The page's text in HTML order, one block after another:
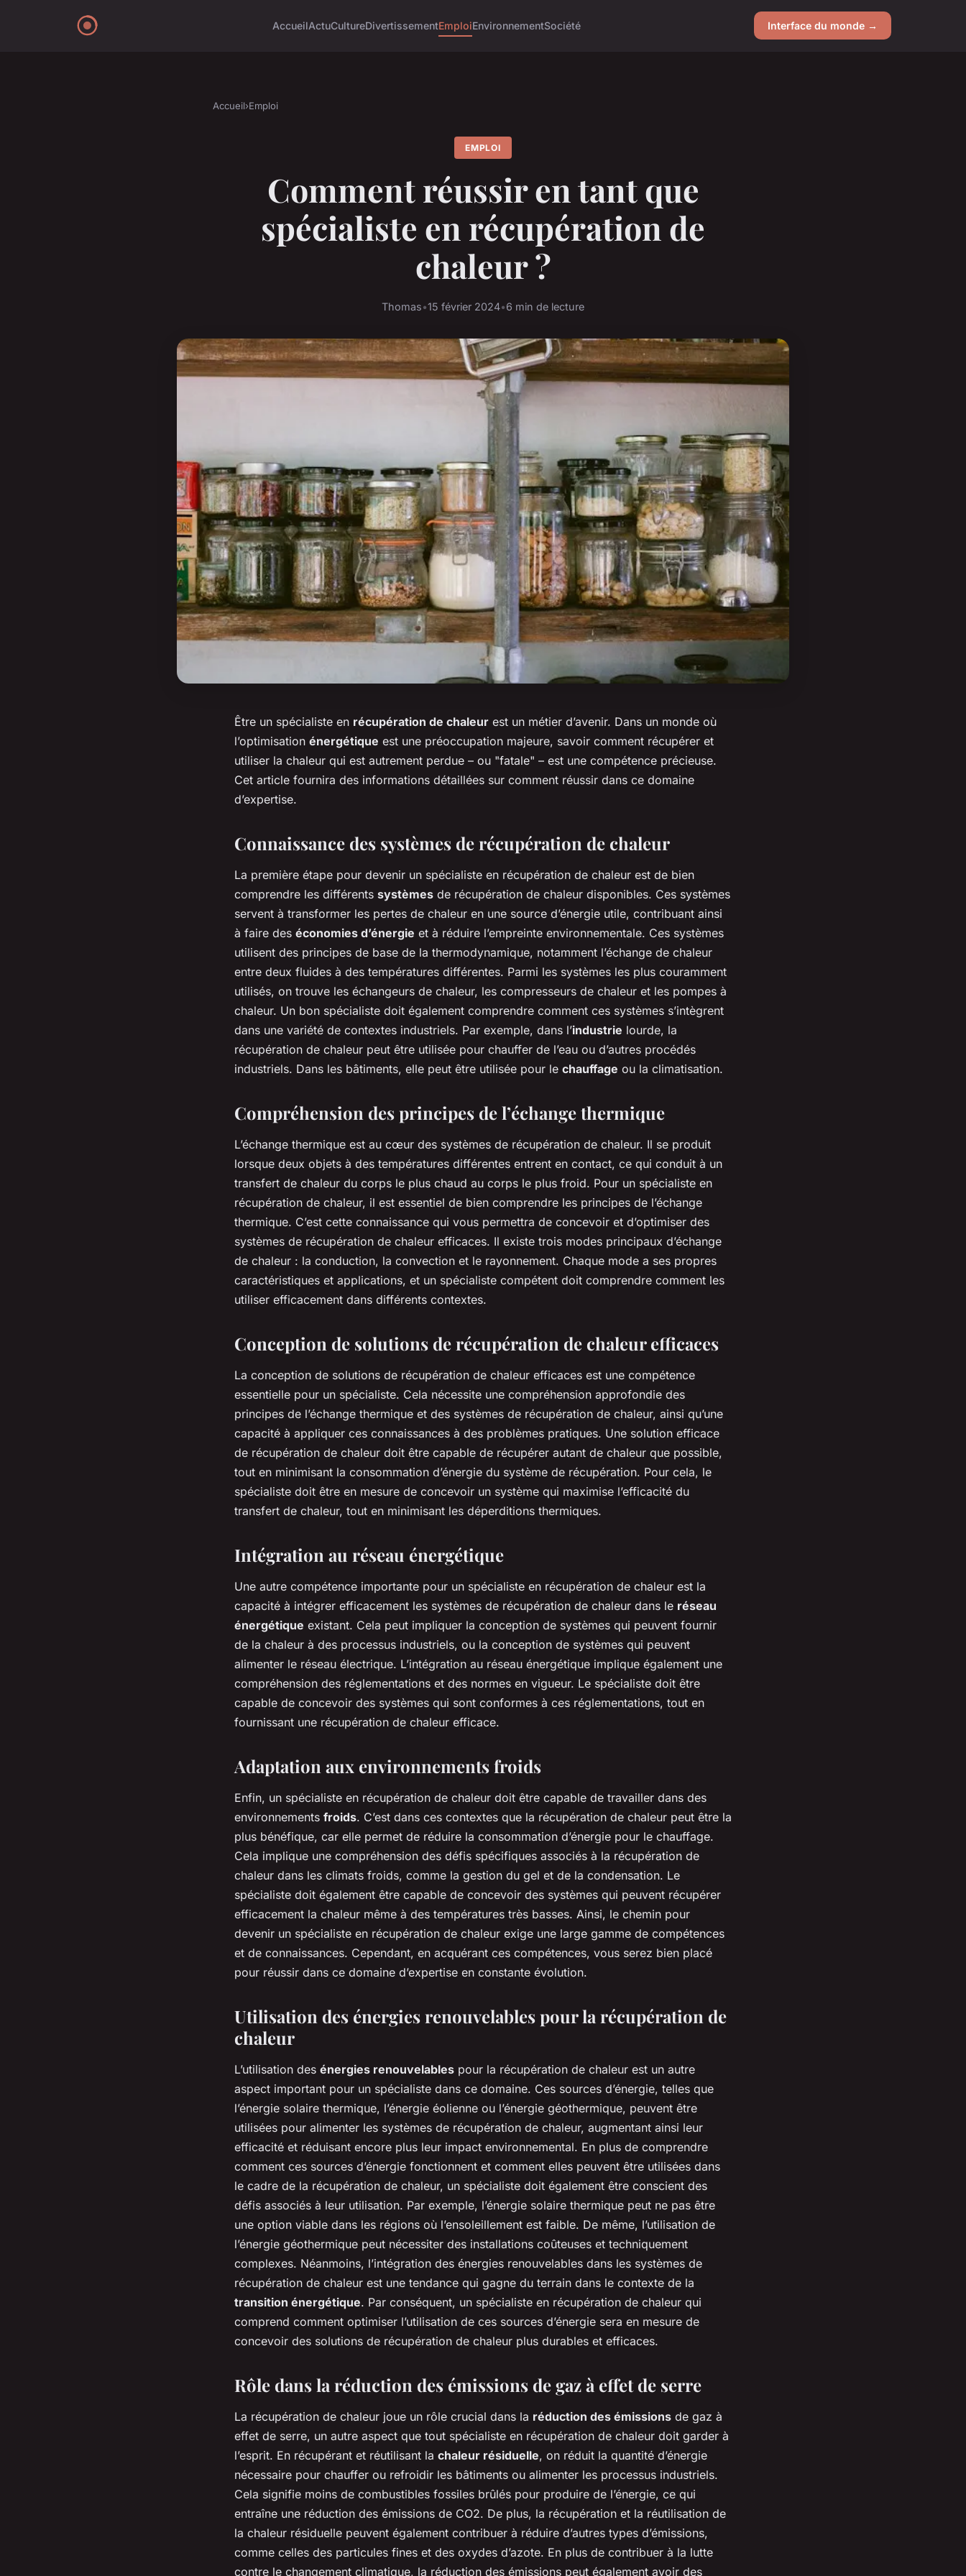
AccueilActuCultureDivertissementEmploiEnvironnementSociété Interface du monde →
Accueil›Emploi
EMPLOI
Comment réussir en tant que
spécialiste en récupération de
chaleur ?
Thomas•15 février 2024•6 min de lecture
Être un spécialiste en récupération de chaleur est un métier d’avenir. Dans un monde où
l’optimisation énergétique est une préoccupation majeure, savoir comment récupérer et
utiliser la chaleur qui est autrement perdue – ou "fatale" – est une compétence précieuse.
Cet article fournira des informations détaillées sur comment réussir dans ce domaine
d’expertise.
Connaissance des systèmes de récupération de chaleur
La première étape pour devenir un spécialiste en récupération de chaleur est de bien
comprendre les différents systèmes de récupération de chaleur disponibles. Ces systèmes
servent à transformer les pertes de chaleur en une source d’énergie utile, contribuant ainsi
à faire des économies d’énergie et à réduire l’empreinte environnementale. Ces systèmes
utilisent des principes de base de la thermodynamique, notamment l’échange de chaleur
entre deux fluides à des températures différentes. Parmi les systèmes les plus couramment
utilisés, on trouve les échangeurs de chaleur, les compresseurs de chaleur et les pompes à
chaleur. Un bon spécialiste doit également comprendre comment ces systèmes s’intègrent
dans une variété de contextes industriels. Par exemple, dans l’industrie lourde, la
récupération de chaleur peut être utilisée pour chauffer de l’eau ou d’autres procédés
industriels. Dans les bâtiments, elle peut être utilisée pour le chauffage ou la climatisation.
Compréhension des principes de l’échange thermique
L’échange thermique est au cœur des systèmes de récupération de chaleur. Il se produit
lorsque deux objets à des températures différentes entrent en contact, ce qui conduit à un
transfert de chaleur du corps le plus chaud au corps le plus froid. Pour un spécialiste en
récupération de chaleur, il est essentiel de bien comprendre les principes de l’échange
thermique. C’est cette connaissance qui vous permettra de concevoir et d’optimiser des
systèmes de récupération de chaleur efficaces. Il existe trois modes principaux d’échange
de chaleur : la conduction, la convection et le rayonnement. Chaque mode a ses propres
caractéristiques et applications, et un spécialiste compétent doit comprendre comment les
utiliser efficacement dans différents contextes.
Conception de solutions de récupération de chaleur efficaces
La conception de solutions de récupération de chaleur efficaces est une compétence
essentielle pour un spécialiste. Cela nécessite une compréhension approfondie des
principes de l’échange thermique et des systèmes de récupération de chaleur, ainsi qu’une
capacité à appliquer ces connaissances à des problèmes pratiques. Une solution efficace
de récupération de chaleur doit être capable de récupérer autant de chaleur que possible,
tout en minimisant la consommation d’énergie du système de récupération. Pour cela, le
spécialiste doit être en mesure de concevoir un système qui maximise l’efficacité du
transfert de chaleur, tout en minimisant les déperditions thermiques.
Intégration au réseau énergétique
Une autre compétence importante pour un spécialiste en récupération de chaleur est la
capacité à intégrer efficacement les systèmes de récupération de chaleur dans le réseau
énergétique existant. Cela peut impliquer la conception de systèmes qui peuvent fournir
de la chaleur à des processus industriels, ou la conception de systèmes qui peuvent
alimenter le réseau électrique. L’intégration au réseau énergétique implique également une
compréhension des réglementations et des normes en vigueur. Le spécialiste doit être
capable de concevoir des systèmes qui sont conformes à ces réglementations, tout en
fournissant une récupération de chaleur efficace.
Adaptation aux environnements froids
Enfin, un spécialiste en récupération de chaleur doit être capable de travailler dans des
environnements froids. C’est dans ces contextes que la récupération de chaleur peut être la
plus bénéfique, car elle permet de réduire la consommation d’énergie pour le chauffage.
Cela implique une compréhension des défis spécifiques associés à la récupération de
chaleur dans les climats froids, comme la gestion du gel et de la condensation. Le
spécialiste doit également être capable de concevoir des systèmes qui peuvent récupérer
efficacement la chaleur même à des températures très basses. Ainsi, le chemin pour
devenir un spécialiste en récupération de chaleur exige une large gamme de compétences
et de connaissances. Cependant, en acquérant ces compétences, vous serez bien placé
pour réussir dans ce domaine d’expertise en constante évolution.
Utilisation des énergies renouvelables pour la récupération de
chaleur
L’utilisation des énergies renouvelables pour la récupération de chaleur est un autre
aspect important pour un spécialiste dans ce domaine. Ces sources d’énergie, telles que
l’énergie solaire thermique, l’énergie éolienne ou l’énergie géothermique, peuvent être
utilisées pour alimenter les systèmes de récupération de chaleur, augmentant ainsi leur
efficacité et réduisant encore plus leur impact environnemental. En plus de comprendre
comment ces sources d’énergie fonctionnent et comment elles peuvent être utilisées dans
le cadre de la récupération de chaleur, un spécialiste doit également être conscient des
défis associés à leur utilisation. Par exemple, l’énergie solaire thermique peut ne pas être
une option viable dans les régions où l’ensoleillement est faible. De même, l’utilisation de
l’énergie géothermique peut nécessiter des installations coûteuses et techniquement
complexes. Néanmoins, l’intégration des énergies renouvelables dans les systèmes de
récupération de chaleur est une tendance qui gagne du terrain dans le contexte de la
transition énergétique. Par conséquent, un spécialiste en récupération de chaleur qui
comprend comment optimiser l’utilisation de ces sources d’énergie sera en mesure de
concevoir des solutions de récupération de chaleur plus durables et efficaces.
Rôle dans la réduction des émissions de gaz à effet de serre
La récupération de chaleur joue un rôle crucial dans la réduction des émissions de gaz à
effet de serre, un autre aspect que tout spécialiste en récupération de chaleur doit garder à
l’esprit. En récupérant et réutilisant la chaleur résiduelle, on réduit la quantité d’énergie
nécessaire pour chauffer ou refroidir les bâtiments ou alimenter les processus industriels.
Cela signifie moins de combustibles fossiles brûlés pour produire de l’énergie, ce qui
entraîne une réduction des émissions de CO2. De plus, la récupération et la réutilisation de
la chaleur résiduelle peuvent également contribuer à réduire d’autres types d’émissions,
comme celles des particules fines et des oxydes d’azote. En plus de contribuer à la lutte
contre le changement climatique, la réduction des émissions peut également avoir des